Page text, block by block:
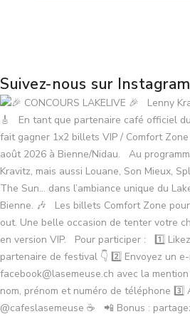
Suivez-nous sur Instagram